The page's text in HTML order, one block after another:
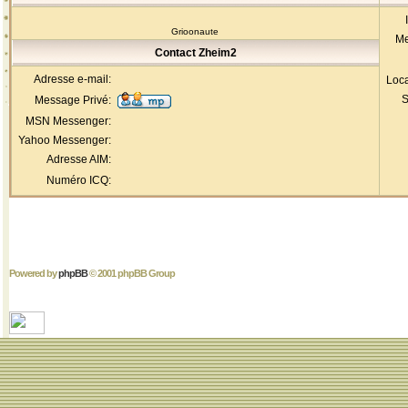
Grioonaute
Contact Zheim2
Adresse e-mail:
Message Privé:
MSN Messenger:
Yahoo Messenger:
Adresse AIM:
Numéro ICQ:
Powered byphpBB© 2001 phpBB Group